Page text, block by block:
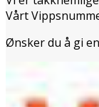
Vårt
Ønsker du å gi